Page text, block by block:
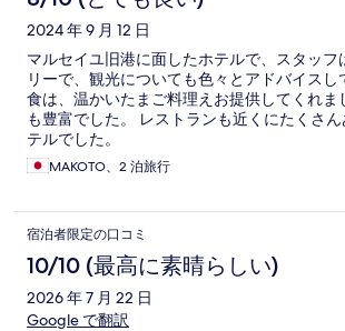
ミ
2024 年 9 月 12 日
マルセイユ旧港に面したホテルで、スタッフ
リーで、観光についても色々とアドバイスし
食は、温かいたまご料理えお提供してくれま
も豊富でした。 レストランも近くにたくさ
テルでした。
MAKOTO、2 泊旅行
宿泊者限定の口コミ
10/10 (最高に素晴らしい)
2026 年 7 月 22 日
Google で翻訳